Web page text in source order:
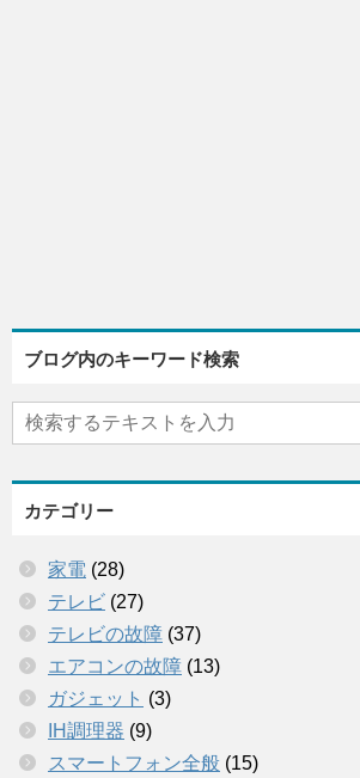
ブログ内のキーワード検索
カテゴリー
家電 (28)
テレビ (27)
テレビの故障 (37)
エアコンの故障 (13)
ガジェット (3)
IH調理器 (9)
スマートフォン全般 (15)